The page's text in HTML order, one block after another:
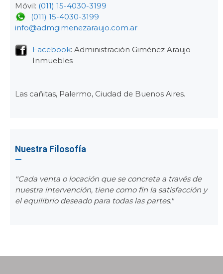
Móvil: (011) 15-4030-3199
(011) 15-4030-3199
info@admgimenezaraujo.com.ar
Facebook: Administración Giménez Araujo
Inmuebles
Las cañitas, Palermo, Ciudad de Buenos Aires.
Nuestra Filosofía
"Cada venta o locación que se concreta a través de
nuestra intervención, tiene como fin la satisfacción y
el equilibrio deseado para todas las partes."